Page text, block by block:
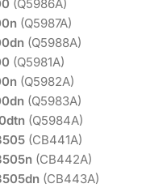
(Q5986A)
(Q5987A)
(Q5988A)
(Q5981A)
(Q5982A)
(Q5983A)
(Q5984A)
(CB441A)
(CB442A)
(CB443A)